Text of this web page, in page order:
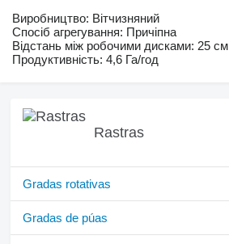
Виробництво: Вітчизняний
Спосіб агрегування: Причіпна
Відстань між робочими дисками: 25 см
Продуктивність: 4,6 Га/год
Rastras
Gradas rotativas
Gradas de púas